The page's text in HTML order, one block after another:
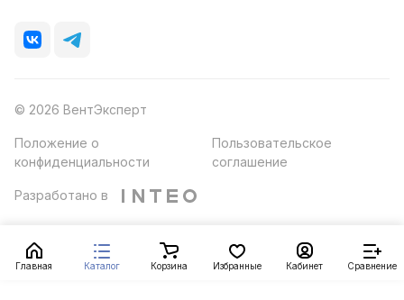
Главная Каталог Корзина Избранные Кабинет Сравнение
© 2026 ВентЭксперт
Положение о
конфиденциальности
Пользовательское
соглашение
Разработано в